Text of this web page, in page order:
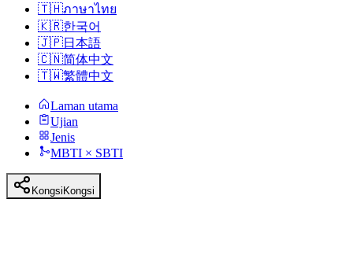
🇹🇭ภาษาไทย
🇰🇷한국어
🇯🇵日本語
🇨🇳简体中文
🇹🇼繁體中文
Laman utama
Ujian
Jenis
MBTI × SBTI
Kongsi Kongsi